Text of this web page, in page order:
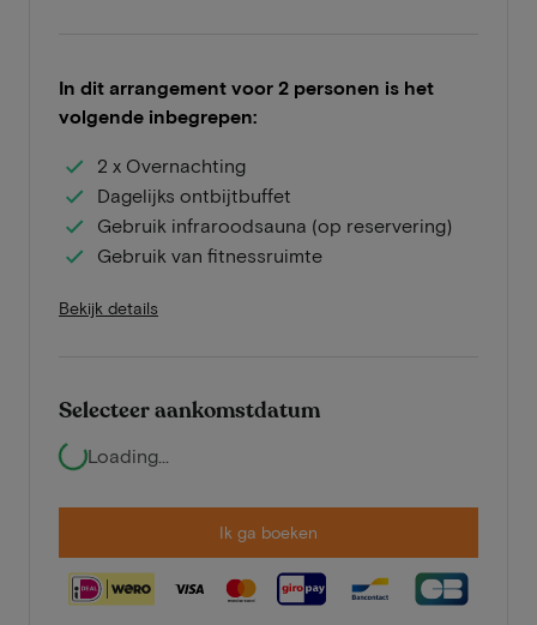
In dit arrangement voor 2 personen is het
volgende inbegrepen:
2 x Overnachting
Dagelijks ontbijtbuffet
Gebruik infraroodsauna (op reservering)
Gebruik van fitnessruimte
Bekijk details
Selecteer aankomstdatum
Loading...
Ik ga boeken